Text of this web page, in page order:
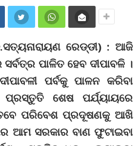
ରେଡ୍ଡୀ) : ଆଜି
ପାଳିତ ହେବ ଦୀପାବଳି ।
ପର୍ବକୁ ପାଳନ କରିବା
ଶେଷ ପର୍ଯ୍ୟାୟରେ
ପରିବେଶ ପ୍ରଦୂଷଣକୁ ଆଖି
ଆମ ସରକାର ବାଣ ଫୁଟାଇବା